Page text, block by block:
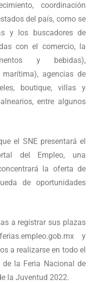
coordinación
del país, como se
y los buscadores de
con el comercio, la
y bebidas),
agencias de
boutique, villas y
entre algunos
el SNE presentará el
del Empleo, una
la oferta de
de oportunidades
a registrar sus plazas
y
a realizarse en todo el
la Feria Nacional de
la Juventud 2022.